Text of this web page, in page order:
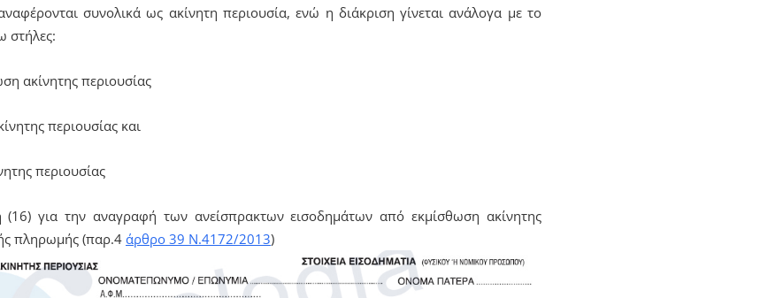
συνολικά ως ακίνητη περιουσία, ενώ η διάκριση γίνεται ανάλογα με το
στήλες:
ακίνητης περιουσίας
περιουσίας και
περιουσίας
(16) για την αναγραφή των ανείσπρακτων εισοδημάτων από εκμίσθωση ακίνητης
πληρωμής (παρ.4 άρθρο 39 Ν.4172/2013)